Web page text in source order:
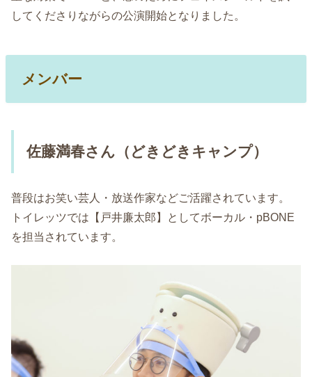
してくださりながらの公演開始となりました。
メンバー
佐藤満春さん（どきどきキャンプ）
普段はお笑い芸人・放送作家などご活躍されています。
トイレッツでは【戸井廉太郎】としてボーカル・pBONE
を担当されています。